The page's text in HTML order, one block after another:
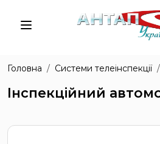
Головна Системи телеінспекції
Інспекційний